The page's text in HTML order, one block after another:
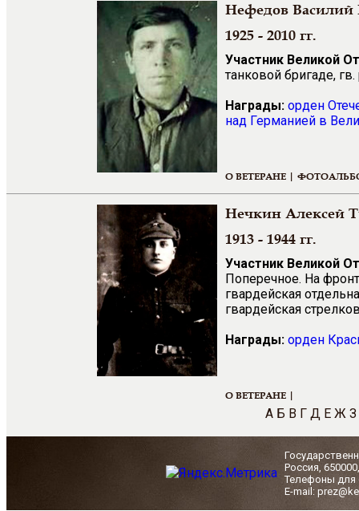
Нефедов Василий
1925 - 2010 гг.
Участник Великой
танковой бригаде,
Награды: орден
над Германией в
О ВЕТЕРАНЕ |
Нечкин Алексей
1913 - 1944 гг.
Участник Великой
Поперечное. На
гвардейская
гвардейская
Награды: орден
О ВЕТЕРАНЕ |
А Б В Г Д Е Ж З
Россия,
Телефоны для
E-mail: